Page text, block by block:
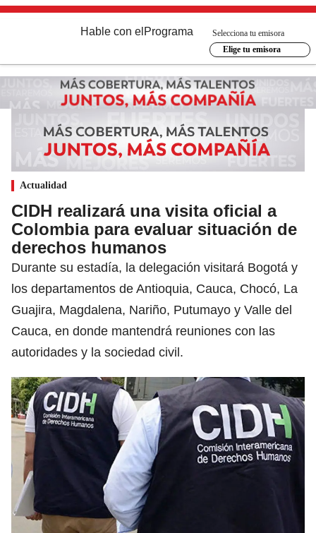
Hable con el Programa
Selecciona tu emisora
Elige tu emisora
Actualidad
CIDH realizará una visita oficial a
Colombia para evaluar situación de
derechos humanos
Durante su estadía, la delegación visitará Bogotá y
los departamentos de Antioquia, Cauca, Chocó, La
Guajira, Magdalena, Nariño, Putumayo y Valle del
Cauca, en donde mantendrá reuniones con las
autoridades y la sociedad civil.